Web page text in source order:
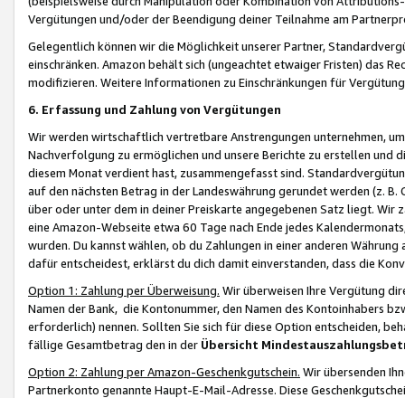
Vergütungen und/oder der Beendigung deiner Teilnahme am
Gelegentlich können wir die Möglichkeit unserer Partner,
einschränken. Amazon behält sich (ungeachtet etwaiger Fristen) das
modifizieren. Weitere Informationen zu Einschränkungen für
6. Erfassung und Zahlung von Vergütungen
Wir werden wirtschaftlich vertretbare Anstrengungen unternehmen,
Nachverfolgung zu ermöglichen und unsere Berichte zu erstellen und
diesem Monat verdient hast, zusammengefasst sind.
auf den nächsten Betrag in der Landeswährung gerundet werden (z.
über oder unter dem in deiner Preiskarte angegebenen Satz liegt.
eine Amazon-Webseite etwa 60 Tage nach Ende jedes
wurden. Du kannst wählen, ob du Zahlungen in einer anderen
dafür entscheidest, erklärst du dich damit einverstanden, dass die
Option 1: Zahlung per Überweisung. Wir überweisen Ihre Vergütung
Namen der Bank, die Kontonummer, den Namen des Kontoinhabers
erforderlich) nennen. Sollten Sie sich für diese Option entscheiden,
fällige Gesamtbetrag den in der Übersicht
Option 2: Zahlung per Amazon-Geschenkgutschein. Wir übersenden
Partnerkonto genannte Haupt-E-Mail-Adresse. Diese